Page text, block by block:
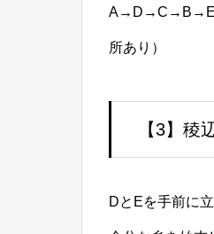
A→D→C→B→Eの
所あり）
【3】稜
DとEを手前に